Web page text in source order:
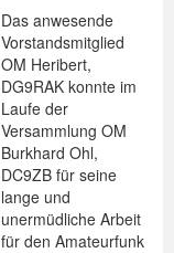
Das anwesende
Vorstandsmitglied
OM Heribert,
DG9RAK konnte im
Laufe der
Versammlung OM
Burkhard Ohl,
DC9ZB für seine
lange und
unermüdliche Arbeit
für den Amateurfunk